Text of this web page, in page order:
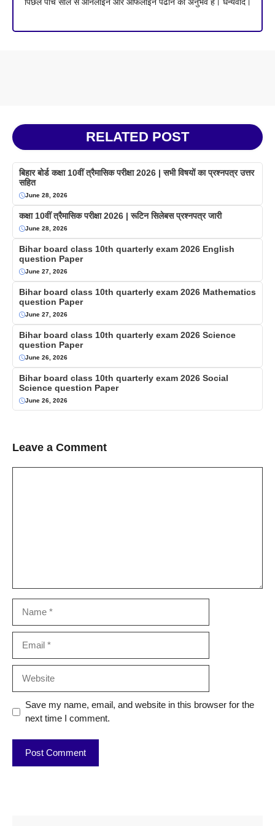
RELATED POST
बिहार बोर्ड कक्षा 10वीं त्रैमासिक परीक्षा 2026 | सभी विषयों का प्रश्नपत्र उत्तर
सहित
June 28, 2026
कक्षा 10वीं त्रैमासिक परीक्षा 2026 | रूटिन सिलेबस प्रश्नपत्र जारी
June 28, 2026
Bihar board class 10th quarterly exam 2026 English
question Paper
June 27, 2026
Bihar board class 10th quarterly exam 2026 Mathematics
question Paper
June 27, 2026
Bihar board class 10th quarterly exam 2026 Science
question Paper
June 26, 2026
Bihar board class 10th quarterly exam 2026 Social
Science question Paper
June 26, 2026
Leave a Comment
Save my name, email, and website in this browser for the
next time I comment.